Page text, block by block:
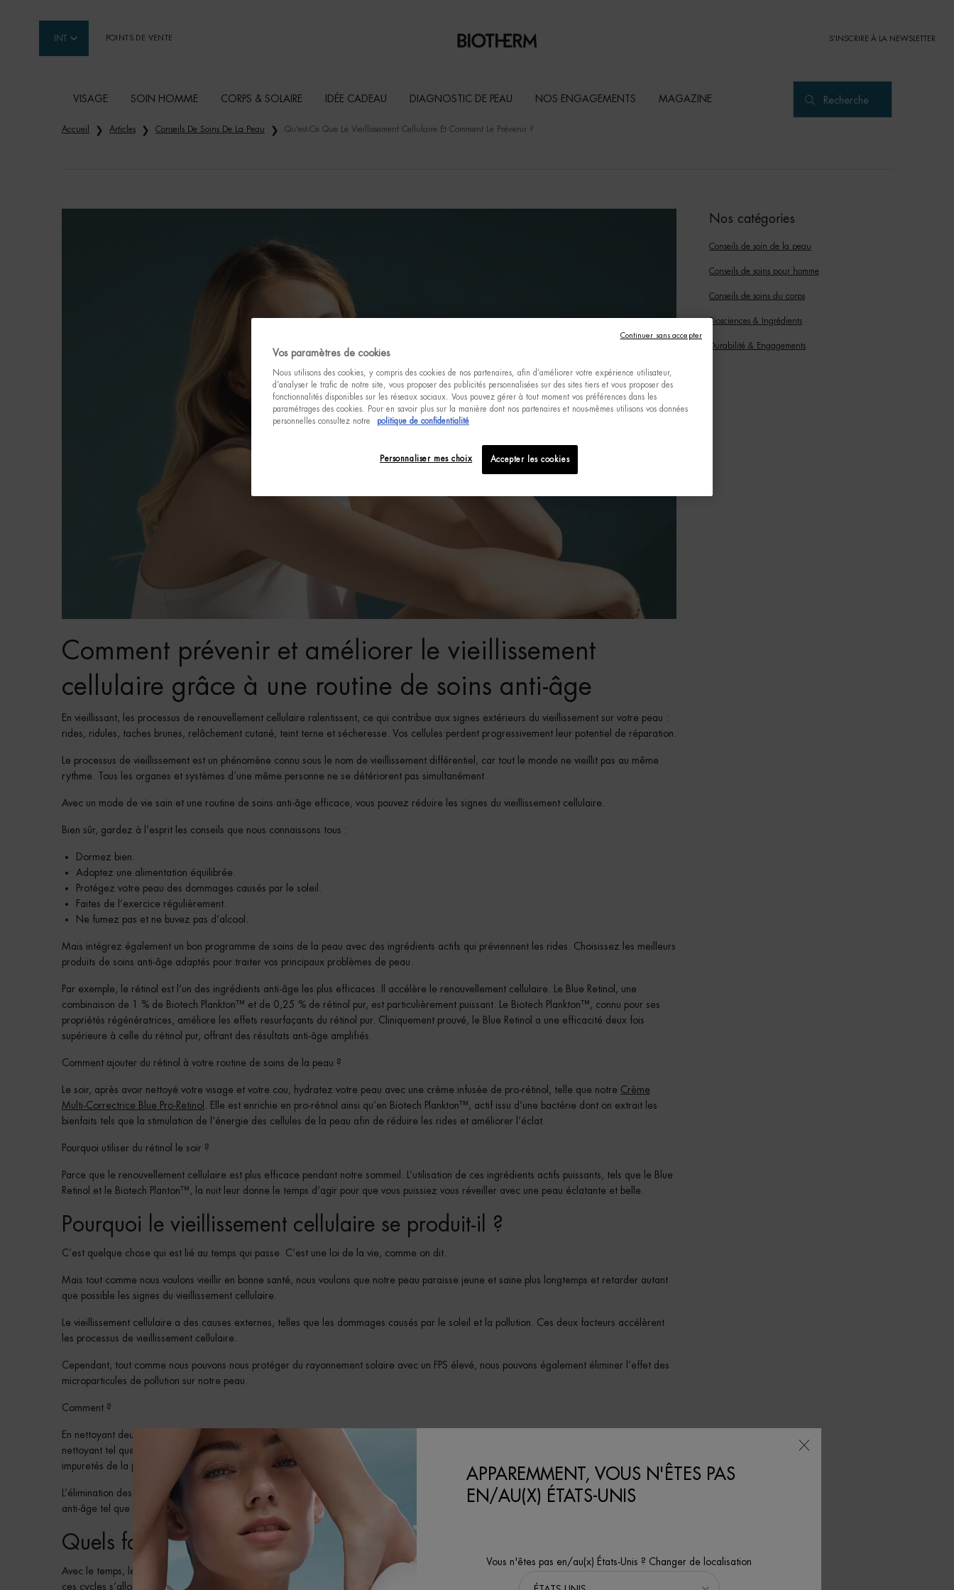
INT POINTS DE VENTE S'INSCRIRE À LA NEWSLETTER
VISAGE SOIN HOMME CORPS & SOLAIRE IDÉE CADEAU DIAGNOSTIC DE PEAU NOS ENGAGEMENTS MAGAZINE Recherche
Contenu principal
Accueil Articles Conseils De Soins De La Peau Qu'est-Ce Que Le Vieillissement Cellulaire Et Comment Le Prévenir ?
Comment prévenir et améliorer le vieillissement
cellulaire grâce à une routine de soins anti-âge
En vieillissant, les processus de renouvellement cellulaire ralentissent, ce qui contribue aux signes extérieurs du vieillissement sur votre peau :
rides, ridules, taches brunes, relâchement cutané, teint terne et sécheresse. Vos cellules perdent progressivement leur potentiel de réparation.
Le processus de vieillissement est un phénomène connu sous le nom de vieillissement différentiel, car tout le monde ne vieillit pas au même
rythme. Tous les organes et systèmes d’une même personne ne se détériorent pas simultanément.
Avec un mode de vie sain et une routine de soins anti-âge efficace, vous pouvez réduire les signes du vieillissement cellulaire.
Bien sûr, gardez à l’esprit les conseils que nous connaissons tous :
Dormez bien.
Adoptez une alimentation équilibrée.
Protégez votre peau des dommages causés par le soleil.
Faites de l’exercice régulièrement.
Ne fumez pas et ne buvez pas d’alcool.
Mais intégrez également un bon programme de soins de la peau avec des ingrédients actifs qui préviennent les rides. Choisissez les meilleurs
produits de soins anti-âge adaptés pour traiter vos principaux problèmes de peau.
Par exemple, le rétinol est l’un des ingrédients anti-âge les plus efficaces. Il accélère le renouvellement cellulaire. Le Blue Retinol, une
combinaison de 1 % de Biotech Plankton™ et de 0,25 % de rétinol pur, est particulièrement puissant. Le Biotech Plankton™, connu pour ses
propriétés régénératrices, améliore les effets resurfaçants du rétinol pur. Cliniquement prouvé, le Blue Retinol a une efficacité deux fois
supérieure à celle du rétinol pur, offrant des résultats anti-âge amplifiés.
Comment ajouter du rétinol à votre routine de soins de la peau ?
Le soir, après avoir nettoyé votre visage et votre cou, hydratez votre peau avec une crème infusée de pro-rétinol, telle que notre Crème
Multi-Correctrice Blue Pro-Retinol
. Elle est enrichie en pro-rétinol ainsi qu’en Biotech Plankton™, actif issu d’une bactérie dont on extrait les
bienfaits tels que la stimulation de l’énergie des cellules de la peau afin de réduire les rides et améliorer l’éclat.
Pourquoi utiliser du rétinol le soir ?
Parce que le renouvellement cellulaire est plus efficace pendant notre sommeil. L’utilisation de ces ingrédients actifs puissants, tels que le Blue
Retinol et le Biotech Planton™, la nuit leur donne le temps d’agir pour que vous puissiez vous réveiller avec une peau éclatante et belle.
Pourquoi le vieillissement cellulaire se produit-il ?
C’est quelque chose qui est lié au temps qui passe. C’est une loi de la vie, comme on dit.
Mais tout comme nous voulons vieillir en bonne santé, nous voulons que notre peau paraisse jeune et saine plus longtemps et retarder autant
que possible les signes du vieillissement cellulaire.
Le vieillissement cellulaire a des causes externes, telles que les dommages causés par le soleil et la pollution. Ces deux facteurs accélèrent
les processus de vieillissement cellulaire.
Cependant, tout comme nous pouvons nous protéger du rayonnement solaire avec un FPS élevé, nous pouvons également éliminer l’effet des
microparticules de pollution sur notre peau.
Comment ?
En nettoyant deux fois par jour avec un nettoyant doux qui élimine efficacement les impuretés, tout en protégeant la barrière cutanée. Un
nettoyant tel que la
Aquasource Hydra Barrier Cleanser
utilise des céramides et une texture crème-mousse unique qui élimine en douceur les
impuretés de la journée sans dessécher la peau.
L’élimination des impuretés contribue à améliorer le renouvellement cellulaire, tout en lissant la surface de la peau. Complétez avec un sérum
anti-âge tel que le sérum régénérant Life Plankton™ pour doubler l’amélioration des signes du vieillissement cellulaire.
Quels facteurs affectent le renouvellement cellulaire ?
Avec le temps, les cellules se renouvellent plus lentement. Leur cycle de renouvellement cellulaire optimal est de 28 jours, mais, peu à peu,
ces cycles s’allongent. Bien qu’une partie du processus de vieillissement cellulaire soit inévitable, vous pouvez prévenir les signes visibles du
Nos catégories
Conseils de soin de la peau
Conseils de soins pour homme
Conseils de soins du corps
Biosciences & Ingrédients
Durabilité & Engagements
Vos paramètres de cookies
Nous utilisons des cookies, y compris des cookies de nos partenaires, afin d’améliorer votre expérience utilisateur,
d’analyser le trafic de notre site, vous proposer des publicités personnalisées sur des sites tiers et vous proposer des
fonctionnalités disponibles sur les réseaux sociaux. Vous pouvez gérer à tout moment vos préférences dans les
paramétrages des cookies. Pour en savoir plus sur la manière dont nos partenaires et nous-mêmes utilisons vos données
personnelles consultez notre
politique de confidentialité
Accepter les cookies
Personnaliser mes choix
Continuer sans accepter
APPAREMMENT, VOUS N'ÊTES PAS
EN/AU(X) ÉTATS-UNIS
Vous n'êtes pas en/au(x) États-Unis ? Changer de localisation